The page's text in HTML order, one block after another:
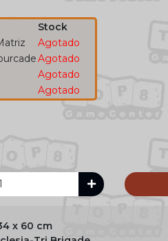
Stock
Agotado
Agotado
Agotado
Agotado
x 60 cm